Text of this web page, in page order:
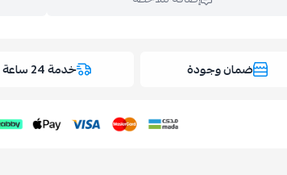
اسحب و افلت الملف
ضمان وجودة خدمة 24 ساعة